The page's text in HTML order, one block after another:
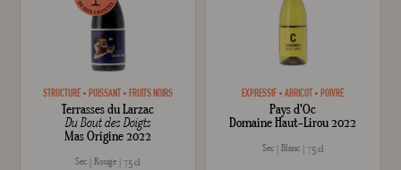
STRUCTURÉ PUISSANT FRUITS NOIRS
Terrasses du Larzac
Du Bout des Doigts
Mas Origine 2022
Sec Rouge 75 cl
EXPRESSIF ABRICOT POIVRÉ
Pays d'Oc
Domaine Haut-Lirou 2022
Sec Blanc 75 cl